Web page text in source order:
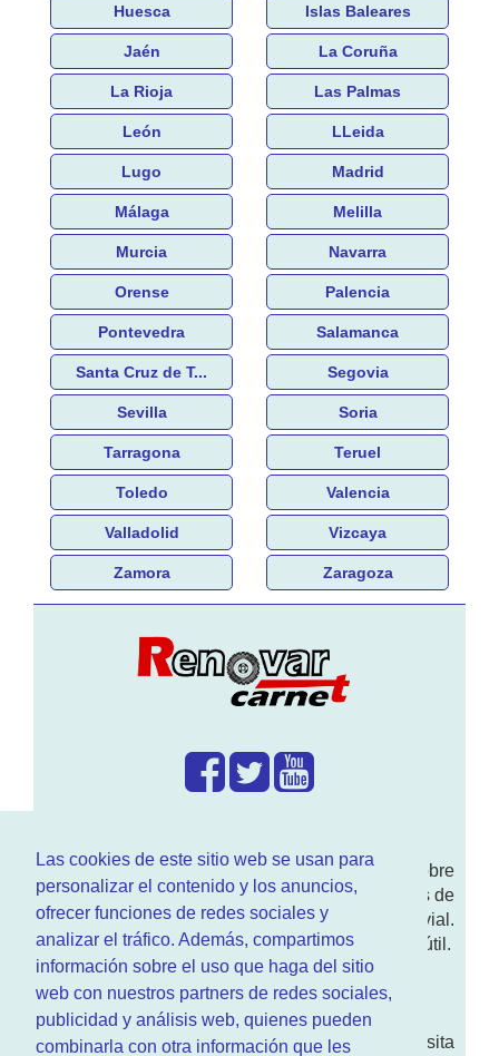
Las cookies de este sitio web se usan para
personalizar el contenido y los anuncios,
ofrecer funciones de redes sociales y
analizar el tráfico. Además, compartimos
información sobre el uso que haga del sitio
web con nuestros partners de redes sociales,
publicidad y análisis web, quienes pueden
combinarla con otra información que les
Huesca Islas Baleares
Jaén La Coruña
La Rioja Las Palmas
León LLeida
Lugo Madrid
Málaga Melilla
Murcia Navarra
Orense Palencia
Pontevedra Salamanca
Santa Cruz de T... Segovia
Sevilla Soria
Tarragona Teruel
Toledo Valencia
Valladolid Vizcaya
Zamora Zaragoza
Enwww.RenovarCarnet.comTe contamos sobre
larenovación del permisode conducir, noticias de
actualidad motor y sobre todo seguridad vial.
Ademas tenemos todo tipo de información DGT útil.
¿Quienes somos?
Quieres saber quien mantiene la pagina, visita